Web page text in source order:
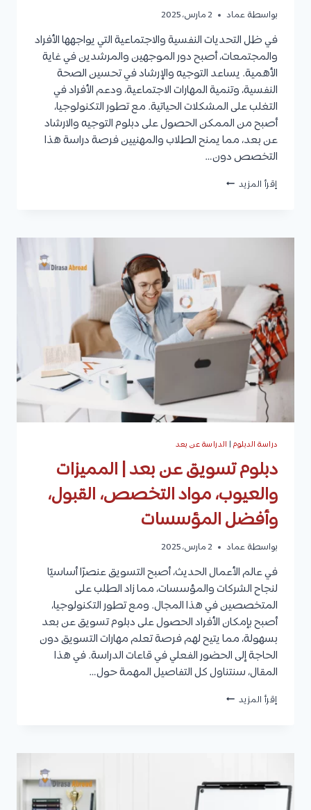
بواسطة عماد 2 مارس، 2025
في ظل التحديات النفسية والاجتماعية التي يواجهها الأفراد
والمجتمعات، أصبح دور الموجهين والمرشدين في غاية
الأهمية. يساعد التوجيه والإرشاد في تحسين الصحة
النفسية، وتنمية المهارات الاجتماعية، ودعم الأفراد في
التغلب على المشكلات الحياتية. مع تطور التكنولوجيا،
أصبح من الممكن الحصول على دبلوم التوجيه والارشاد
عن بعد، مما يمنح الطلاب والمهنيين فرصة دراسة هذا
التخصص دون…
إقرأ المزيد دبلوم
والعيوب،
القبول،
المواد،
وأبرز
الجامعات
دراسة الدبلوم| الدراسة عن بعد
دبلوم تسويق عن بعد | المميزات
والعيوب، مواد التخصص، القبول،
وأفضل المؤسسات
بواسطة عماد 2 مارس، 2025
في عالم الأعمال الحديث، أصبح التسويق عنصرًا أساسيًا
لنجاح الشركات والمؤسسات، مما زاد الطلب على
المتخصصين في هذا المجال. ومع تطور التكنولوجيا،
أصبح بإمكان الأفراد الحصول على دبلوم تسويق عن بعد
بسهولة، مما يتيح لهم فرصة تعلم مهارات التسويق دون
الحاجة إلى الحضور الفعلي في قاعات الدراسة. في هذا
المقال، سنتناول كل التفاصيل المهمة حول…
إقرأ المزيد دبلوم
مواد